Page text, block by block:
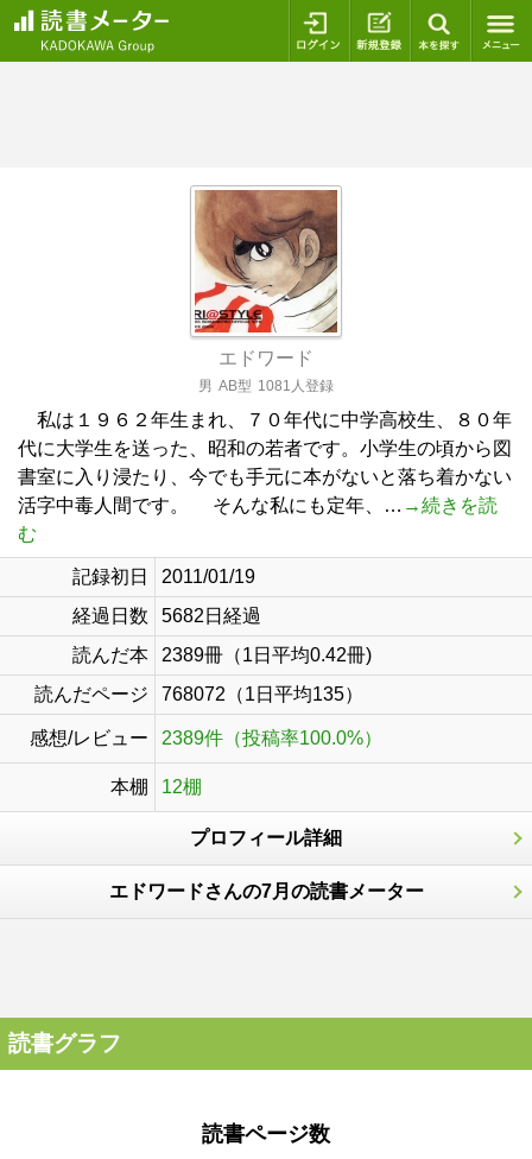
ログイン 新規登録
エドワード
男 AB型 1081人登録
私は１９６２年生まれ、７０年代に中学高校生、８０年
代に大学生を送った、昭和の若者です。小学生の頃から図
書室に入り浸たり、今でも手元に本がないと落ち着かない
活字中毒人間です。 そんな私にも定年、… →続きを読
む
記録初日
2011/01/19
経過日数
5682日経過
読んだ本
2389冊（1日平均0.42冊)
読んだページ
768072（1日平均135）
感想/レビュー 2389件（投稿率100.0%）
本棚 12棚
プロフィール詳細
エドワードさんの7月の読書メーター
読書グラフ
読書ページ数